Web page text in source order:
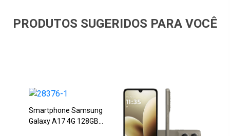
PRODUTOS SUGERIDOS PARA VOCÊ
Smartphone Samsung
Galaxy A17 4G 128GB